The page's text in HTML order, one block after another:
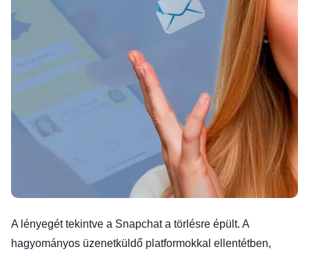
A lényegét tekintve a Snapchat a törlésre épült. A
hagyományos üzenetküldő platformokkal ellentétben,